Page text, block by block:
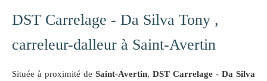
DST Carrelage - Da Silva Tony ,
carreleur-dalleur à Saint-Avertin
Située à proximité de Saint-Avertin, DST Carrelage - Da Silva